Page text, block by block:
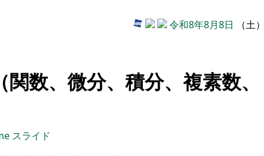
令和8年8月8日 （土）
数、微分、積分、複素数、
スライド